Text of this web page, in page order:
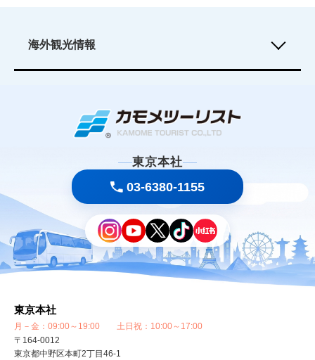
海外観光情報
ティンプー・ブータン旅行 | ロンドン旅行 バルセロナ・スペイン旅行
大連旅行| ヴィエンチャン・ラオス旅行|
クアラルンプール旅行 | ミャンマー旅行・ヤンゴン旅行
コロンボ・スリランカ旅行| パリ旅行| イスタンブール・トルコ旅行
ラスベガス旅行| 高雄旅行| ホノルル・ハワイ旅行 | バンコク旅行 | 上海旅行|
ハノイ・ベトナム旅行| ドバイ旅行| ケアンズ旅行| シンガポール旅行 |
ローマ・イタリア旅行|
シェムリアップ・アンコールワット旅行
東京本社
03-6380-1155
東京本社
月－金：09:00～19:00 土日祝：10:00～17:00
〒164-0012
東京都中野区本町2丁目46-1